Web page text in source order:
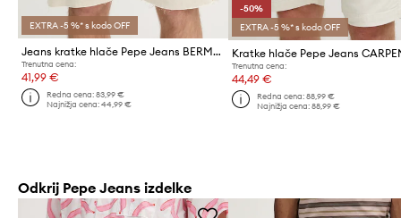
EXTRA -5 %* s kodo OFF
Jeans kratke hlače Pepe Jeans BERMUDA SHORT ECRU
Trenutna cena:
41,99 €
Redna cena:83,99 €
Najnižja cena:44,99 €
-50%
EXTRA -5 %* s kodo OFF
Trenutna cena:
44,49 €
Redna cena: 88,99 €
Najnižja cena: 88,99 €
Odkrij Pepe Jeans izdelke